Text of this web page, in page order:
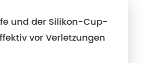
und der Silikon-Cup-
vor Verletzungen